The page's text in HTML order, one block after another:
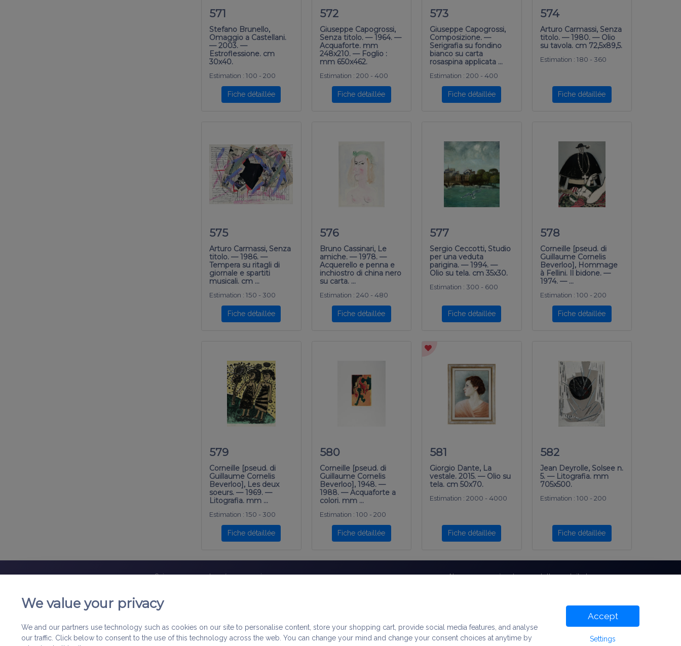
571
Stefano Brunello,
Omaggio a Castellani.
— 2003. —
Estroflessione. cm
30x40.
Estimation : 100 - 200
Fiche détaillée
572
Giuseppe Capogrossi,
Senza titolo. — 1964. —
Acquaforte. mm
248x210. — Foglio :
mm 650x462.
Estimation : 200 - 400
Fiche détaillée
573
Giuseppe Capogrossi,
Composizione. —
Serigrafia su fondino
bianco su carta
rosaspina applicata …
Estimation : 200 - 400
Fiche détaillée
574
Arturo Carmassi, Senza
titolo. — 1980. — Olio
su tavola. cm 72,5x89,5.
Estimation : 180 - 360
Fiche détaillée
575
Arturo Carmassi, Senza
titolo. — 1986. —
Tempera su ritagli di
giornale e spartiti
musicali. cm …
Estimation : 150 - 300
Fiche détaillée
576
Bruno Cassinari, Le
amiche. — 1978. —
Acquerello e penna e
inchiostro di china nero
su carta. …
Estimation : 240 - 480
Fiche détaillée
577
Sergio Ceccotti, Studio
per una veduta
parigina. — 1994. —
Olio su tela. cm 35x30.
Estimation : 300 - 600
Fiche détaillée
578
Corneille [pseud. di
Guillaume Cornelis
Beverloo], Hommage
à Fellini. Il bidone. —
1974. — …
Estimation : 100 - 200
Fiche détaillée
579
Corneille [pseud. di
Guillaume Cornelis
Beverloo], Les deux
soeurs. — 1969. —
Litografia. mm …
Estimation : 150 - 300
Fiche détaillée
580
Corneille [pseud. di
Guillaume Cornelis
Beverloo], 1948. —
1988. — Acquaforte a
colori. mm …
Estimation : 100 - 200
Fiche détaillée
581
Giorgio Dante, La
vestale. 2015. — Olio su
tela. cm 50x70.
Estimation : 2000 - 4000
Fiche détaillée
582
Jean Deyrolle, Solsee n.
5. — Litografia. mm
705x500.
Estimation : 100 - 200
Fiche détaillée
Suivez-nous sur les réseaux sociaux Abonnez-vous à notre newsletter gratuite !
À Propos | Nous contacter | Mentions légales | Politique de confidentialité | Cookies | Plan du site ©1999-2022Association Bibliorare. Tous droits réservés.
We value your privacy
We and our partners use technology such as cookies on our site to personalise content, store your shopping cart, provide social media features, and analyse
our traffic. Click below to consent to the use of this technology across the web. You can change your mind and change your consent choices at anytime by
Accept
Settings